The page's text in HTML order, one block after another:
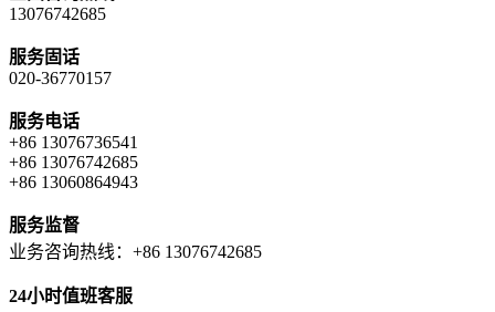
13076742685
服务固话
020-36770157
服务电话
+86 13076736541
+86 13076742685
+86 13060864943
服务监督
业务咨询热线：+86 13076742685
24小时值班客服